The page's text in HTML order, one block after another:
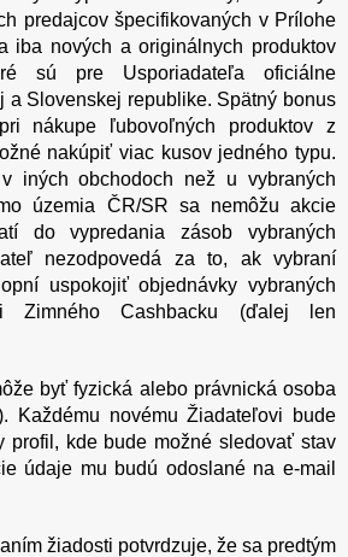
predajcov špecifikovaných v Prílohe
iba nových a originálnych produktov
sú pre Usporiadateľa oficiálne
a Slovenskej republike. Spätný bonus
nákupe ľubovoľných produktov z
nakúpiť viac kusov jedného typu.
iných obchodoch než u vybraných
územia ČR/SR sa nemôžu akcie
do vypredania zásob vybraných
nezodpovedá za to, ak vybraní
uspokojiť objednávky vybraných
Zimného Cashbacku (ďalej len
byť fyzická alebo právnická osoba
Každému novému Žiadateľovi bude
profil, kde bude možné sledovať stav
údaje mu budú odoslané na e-mail
žiadosti potvrdzuje, že sa predtým